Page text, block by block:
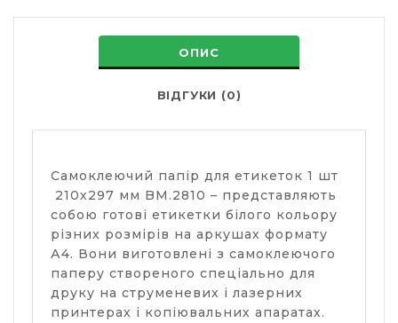
ОПИС
ВІДГУКИ (0)
Самоклеючий папір для етикеток 1 шт
210х297 мм BM.2810 – представляють
собою готові етикетки білого кольору
різних розмірів на аркушах формату
А4. Вони виготовлені з самоклеючого
паперу створеного спеціально для
друку на струменевих і лазерних
принтерах і копіювальних апаратах.